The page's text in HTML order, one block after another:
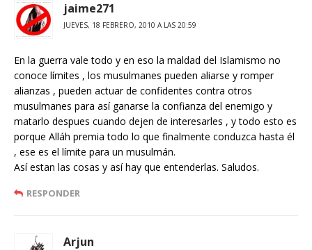
jaime271
JUEVES, 18 FEBRERO, 2010 A LAS 20:59
En la guerra vale todo y en eso la maldad del Islamismo no
conoce límites , los musulmanes pueden aliarse y romper
alianzas , pueden actuar de confidentes contra otros
musulmanes para así ganarse la confianza del enemigo y
matarlo despues cuando dejen de interesarles , y todo esto es
porque Alláh premia todo lo que finalmente conduzca hasta él
, ese es el límite para un musulmán.
Así estan las cosas y así hay que entenderlas. Saludos.
RESPONDER
Arjun